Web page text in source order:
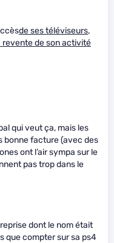
de ses téléviseurs,
revente de son activité
qui veut ça, mais les
bonne facture (avec des
ont l’air sympa sur le
pas trop dans le
dont le nom était
que compter sur sa ps4